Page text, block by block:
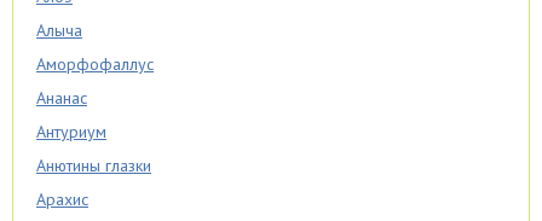
Алыча
Аморфофаллус
Ананас
Антуриум
Анютины глазки
Арахис